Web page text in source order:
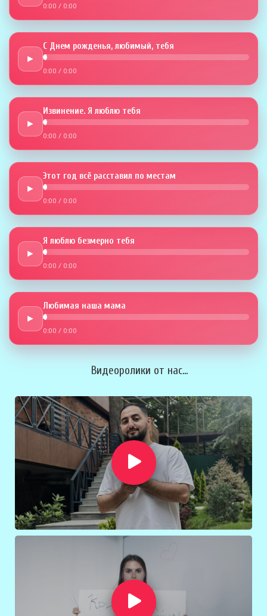
0:00 / 0:00
►
С Днем рожденья, любимый, тебя
0:00 / 0:00
►
Извинение. Я люблю тебя
0:00 / 0:00
►
Этот год всё расставил по местам
0:00 / 0:00
►
Я люблю безмерно тебя
0:00 / 0:00
►
Любимая наша мама
0:00 / 0:00
Видеоролики от нас...